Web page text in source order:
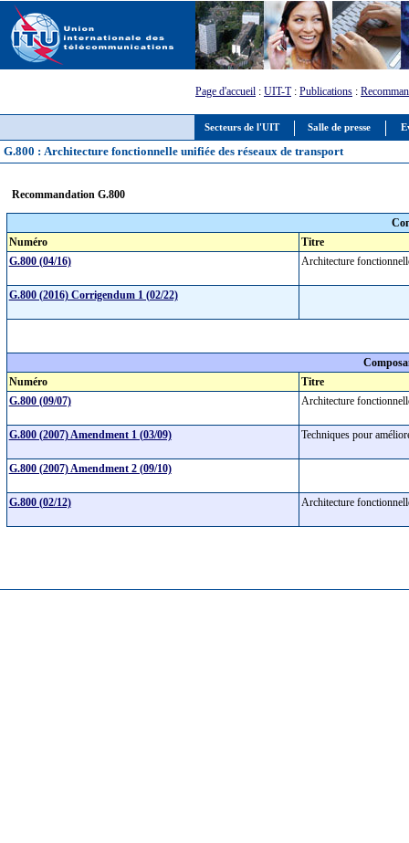
Secteurs de l'UIT Salle de presse
Page d'accueil : UIT-T: Publications :
G.800 : Architecture fonctionnelle unifiée des réseaux de transport
Recommandation G.800
Numéro
Titre
G.800 (04/16)
Architecture
G.800 (2016) Corrigendum 1 (02/22)
Numéro
Titre
G.800 (09/07)
Architecture
G.800 (2007) Amendment 1 (03/09) Techniques pour
G.800 (2007) Amendment 2 (09/10)
G.800 (02/12) Architecture